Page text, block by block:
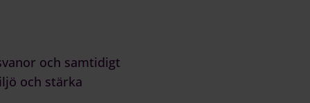
och samtidigt
och stärka